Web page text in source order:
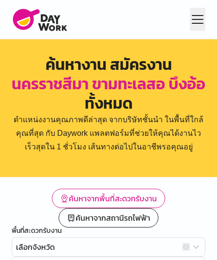
ค้นหางาน สมัครงาน
นครราชสีมา ขามทะเลสอ บึงอ้อ
ทั้งหมด
ตำแหน่งงานคุณภาพดีล่าสุด จากบริษัทชั้นนำ ในพื้นที่ใกล้
คุณที่สุด กับ Daywork แพลตฟอร์มที่ช่วยให้คุณได้งานไว
เร็วสุดใน 1 ชั่วโมง เส้นทางต่อไปในอาชีพรอคุณอยู่
ค้นหาจากพื้นที่สะดวกรับงาน
ค้นหาจากสถานีรถไฟฟ้า
พื้นที่สะดวกรับงาน
เลือกจังหวัด